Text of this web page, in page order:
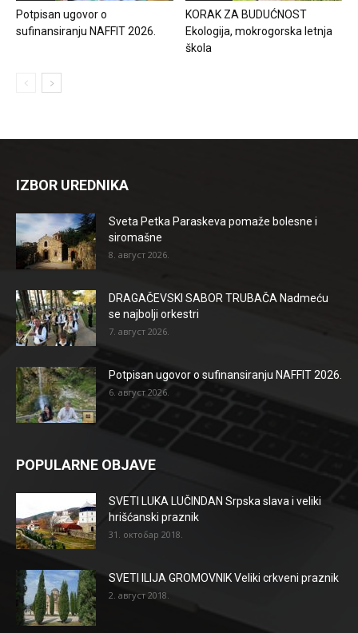
Potpisan ugovor o
sufinansiranju NAFFIT 2026.
KORAK ZA BUDUĆNOST
Ekologija, mokrogorska letnja
škola
IZBOR UREDNIKA
Sveta Petka Paraskeva pomaže bolesne i
siromašne
8. август 2026.
DRAGAČEVSKI SABOR TRUBAČA Nadmeću
se najbolji orkestri
7. август 2026.
Potpisan ugovor o sufinansiranju NAFFIT 2026.
6. август 2026.
POPULARNE OBJAVE
SVETI LUKA LUČINDAN Srpska slava i veliki
hrišćanski praznik
31. октобар 2018.
SVETI ILIJA GROMOVNIK Veliki crkveni praznik
2. август 2018.